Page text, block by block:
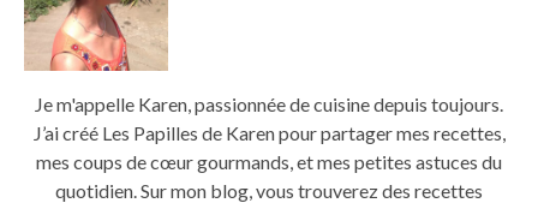
Je m'appelle Karen, passionnée de cuisine depuis toujours.
J’ai créé Les Papilles de Karen pour partager mes recettes,
mes coups de cœur gourmands, et mes petites astuces du
quotidien. Sur mon blog, vous trouverez des recettes